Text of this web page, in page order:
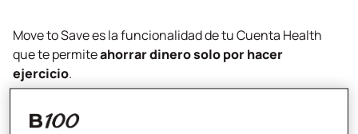
Move to Save es la funcionalidad de tu Cuenta Health
que te permiteahorrar dinero solo por hacer
ejercicio.
Al activar esta funcionalidad, B100 empezará a